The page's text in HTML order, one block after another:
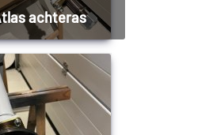
Atlas achteras